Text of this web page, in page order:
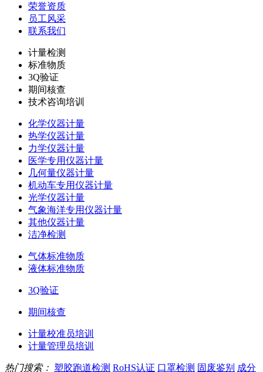
荣誉资质
员工风采
联系我们
计量检测
标准物质
3Q验证
期间核查
技术咨询培训
化学仪器计量
热学仪器计量
力学仪器计量
医学专用仪器计量
几何量仪器计量
机动车专用仪器计量
光学仪器计量
气象海洋专用仪器计量
其他仪器计量
洁净检测
气体标准物质
液体标准物质
3Q验证
期间核查
计量校准员培训
计量管理员培训
热门搜索： 塑胶跑道检测 RoHS认证 口罩检测 固废鉴别 成分